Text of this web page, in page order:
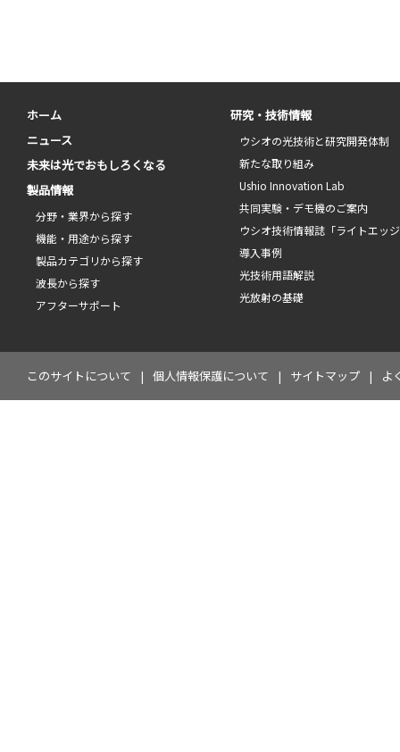
ホーム
ニュース
未来は光でおもしろくなる
製品情報
分野・業界から探す
機能・用途から探す
製品カテゴリから探す
波長から探す
アフターサポート
研究・技術情報
ウシオの光技術と研究開発体制
新たな取り組み
Ushio Innovation Lab
共同実験・デモ機のご案内
ウシオ技術情報誌「ライトエッ
導入事例
光技術用語解説
光放射の基礎
このサイトについて 個人情報保護について サイトマップ よ